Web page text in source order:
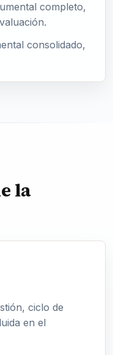
completo,
consolidado,
la
ciclo de
en el